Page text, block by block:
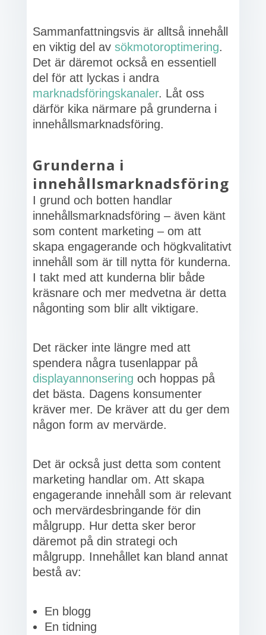
Sammanfattningsvis är alltså innehåll
en viktig del av sökmotoroptimering.
Det är däremot också en essentiell
del för att lyckas i andra
marknadsföringskanaler. Låt oss
därför kika närmare på grunderna i
innehållsmarknadsföring.
Grunderna i
innehållsmarknadsföring
I grund och botten handlar
innehållsmarknadsföring – även känt
som content marketing – om att
skapa engagerande och högkvalitativt
innehåll som är till nytta för kunderna.
I takt med att kunderna blir både
kräsnare och mer medvetna är detta
någonting som blir allt viktigare.
Det räcker inte längre med att
spendera några tusenlappar på
displayannonsering och hoppas på
det bästa. Dagens konsumenter
kräver mer. De kräver att du ger dem
någon form av mervärde.
Det är också just detta som content
marketing handlar om. Att skapa
engagerande innehåll som är relevant
och mervärdesbringande för din
målgrupp. Hur detta sker beror
däremot på din strategi och
målgrupp. Innehållet kan bland annat
bestå av:
En blogg
En tidning